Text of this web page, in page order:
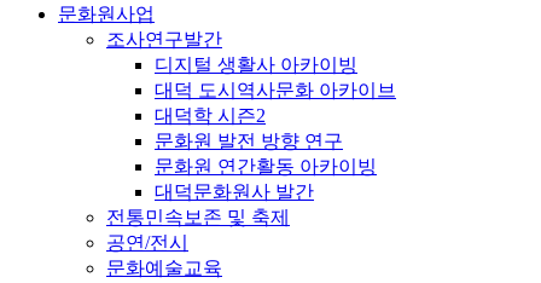
문화원사업
조사연구발간
디지털 생활사 아카이빙
대덕 도시역사문화 아카이브
대덕학 시즌2
문화원 발전 방향 연구
문화원 연간활동 아카이빙
대덕문화원사 발간
전통민속보존 및 축제
공연/전시
문화예술교육